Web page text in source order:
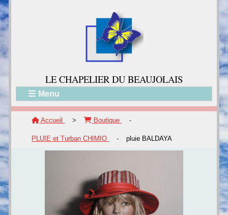
LE CHAPELIER DU BEAUJOLAIS
Menu
Accueil > Boutique -
PLUIE et Turban CHIMIO - pluie BALDAYA